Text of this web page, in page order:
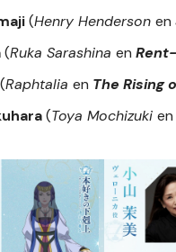
(Henry Henderson en
(Ruka Sarashina en
(Raphtalia en The Rising
(Toya Mochizuki en